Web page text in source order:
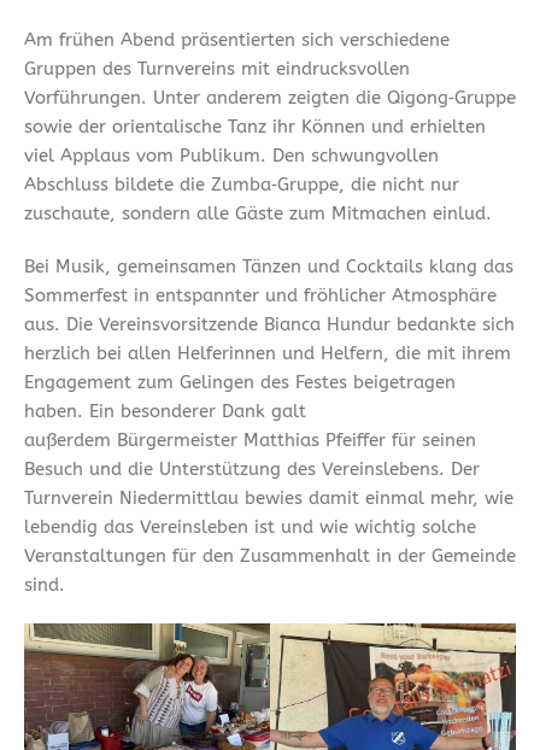
Am frühen Abend präsentierten sich verschiedene
Gruppen des Turnvereins mit eindrucksvollen
Vorführungen. Unter anderem zeigten die Qigong‑Gruppe
sowie der orientalische Tanz ihr Können und erhielten
viel Applaus vom Publikum. Den schwungvollen
Abschluss bildete die Zumba‑Gruppe, die nicht nur
zuschaute, sondern alle Gäste zum Mitmachen einlud.
Bei Musik, gemeinsamen Tänzen und Cocktails klang das
Sommerfest in entspannter und fröhlicher Atmosphäre
aus. Die Vereinsvorsitzende Bianca Hundur bedankte sich
herzlich bei allen Helferinnen und Helfern, die mit ihrem
Engagement zum Gelingen des Festes beigetragen
haben. Ein besonderer Dank galt
außerdem Bürgermeister Matthias Pfeiffer für seinen
Besuch und die Unterstützung des Vereinslebens. Der
Turnverein Niedermittlau bewies damit einmal mehr, wie
lebendig das Vereinsleben ist und wie wichtig solche
Veranstaltungen für den Zusammenhalt in der Gemeinde
sind.